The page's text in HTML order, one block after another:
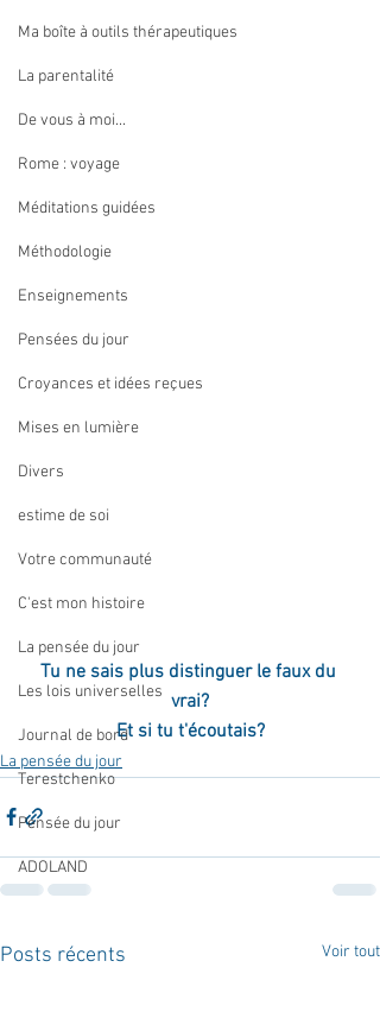
Ma boîte à outils thérapeutiques
La parentalité
De vous à moi...
Rome : voyage
Méditations guidées
Méthodologie
Enseignements
Pensées du jour
Croyances et idées reçues
Mises en lumière
Divers
estime de soi
Votre communauté
C'est mon histoire
La pensée du jour
Les lois universelles
Journal de bord
Terestchenko
Pensée du jour
ADOLAND
Tu ne sais plus distinguer le faux du
vrai?
Et si tu t'écoutais?
La pensée du jour
Posts récents Voir tout